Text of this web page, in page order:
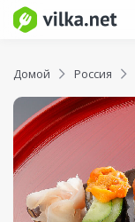
Домой Россия